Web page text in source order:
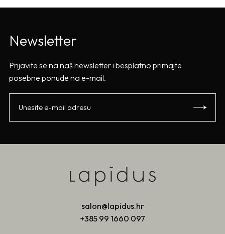
Newsletter
Prijavite se na naš newsletter i besplatno primajte
posebne ponude na e-mail.
salon@lapidus.hr
+385 99 1660 097